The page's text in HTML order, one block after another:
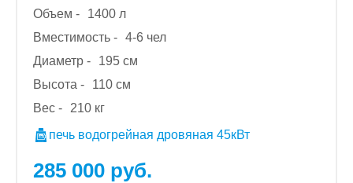
Объем -
1400 л
Вместимость - 4-6 чел
Диаметр -
195 см
Высота -
110 см
Вес -
210 кг
печь водогрейная дровяная 45кВт
285 000 руб.